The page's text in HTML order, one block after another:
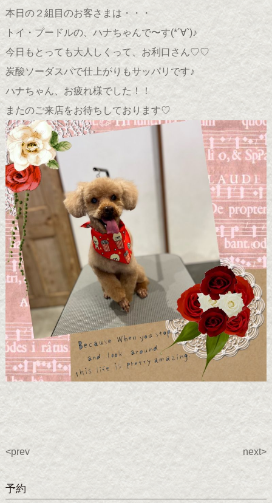
本日の２組目のお客さまは・・・
トイ・プードルの、ハナちゃんで〜す(*´∀`)♪
今日もとっても大人しくって、お利口さん♡♡
炭酸ソーダスパで仕上がりもサッパリです♪
ハナちゃん、お疲れ様でした！！
またのご来店をお待ちしております♡
<prev next>
予約